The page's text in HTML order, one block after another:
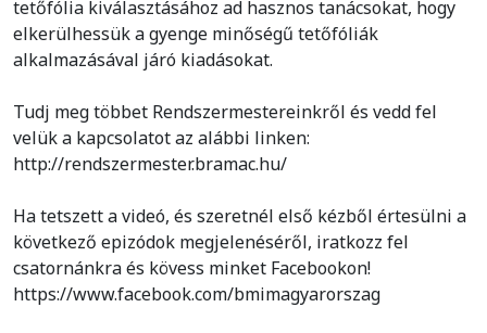
tetőfólia kiválasztásához ad hasznos tanácsokat, hogy
elkerülhessük a gyenge minőségű tetőfóliák
alkalmazásával járó kiadásokat.
Tudj meg többet Rendszermestereinkről és vedd fel
velük a kapcsolatot az alábbi linken:
http://rendszermester.bramac.hu/
Ha tetszett a videó, és szeretnél első kézből értesülni a
következő epizódok megjelenéséről, iratkozz fel
csatornánkra és kövess minket Facebookon!
https://www.facebook.com/bmimagyarorszag